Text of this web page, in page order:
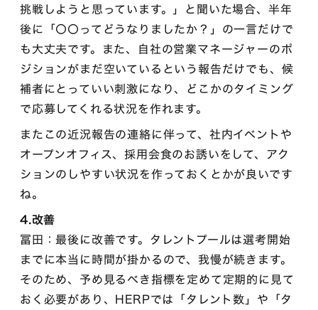
挑戦しようと思っています。」と聞いた場合、半年
後に「〇〇ってどうなりましたか？」の一言だけで
も大丈夫です。また、自社の営業マネージャーのポ
ジションがまだ空いているという報告だけでも、候
補者にとっていい刺激になり、どこかのタイミング
で応募してくれる状況を作れます。
またこの近況報告の連絡に伴って、社内イベントや
オープンオフィス、採用会食のお誘いをして、アク
ションのしやすい状況を作っておくとかが良いです
ね。
4.改善
冨田：最後に改善です。タレントプールは選考開始
までに本当に時間が掛かるので、我慢が続きます。
そのため、予め見るべき指標を定めて定期的に見て
おく必要があり、HERPでは「タレント数」や「タ